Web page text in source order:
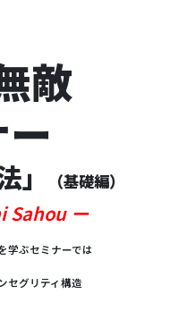
敵
」 （基礎編）
Sahou ー
学ぶセミナーでは
セグリティ構造